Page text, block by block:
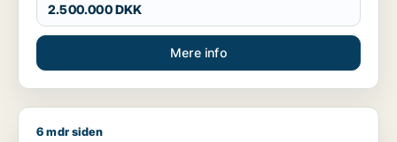
2.500.000 DKK
Mere info
T søger værksted til salg i Region Sjælland
6 mdr siden